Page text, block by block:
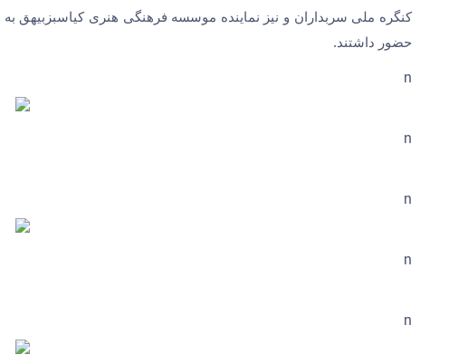
کنگره ملی سربداران و نیز نماینده موسسه فرهنگی هنری کیاسبزبیهق
حضور داشتند.
n
n
n
n
n